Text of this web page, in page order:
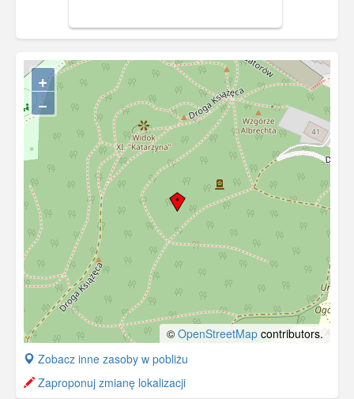
+
−
© OpenStreetMap contributors.
+
−
Zobacz inne zasoby w pobliżu
Zaproponuj zmianę lokalizacji